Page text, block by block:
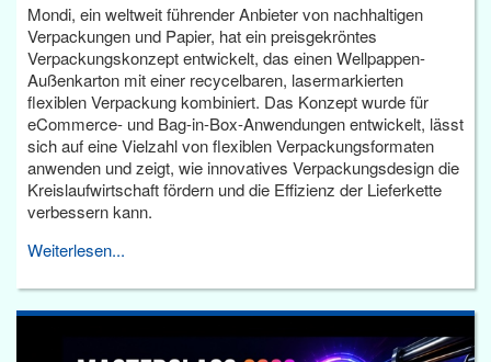
Mondi, ein weltweit führender Anbieter von nachhaltigen
Verpackungen und Papier, hat ein preisgekröntes
Verpackungskonzept entwickelt, das einen Wellpappen-
Außenkarton mit einer recycelbaren, lasermarkierten
flexiblen Verpackung kombiniert. Das Konzept wurde für
eCommerce- und Bag-in-Box-Anwendungen entwickelt, lässt
sich auf eine Vielzahl von flexiblen Verpackungsformaten
anwenden und zeigt, wie innovatives Verpackungsdesign die
Kreislaufwirtschaft fördern und die Effizienz der Lieferkette
verbessern kann.
Weiterlesen...